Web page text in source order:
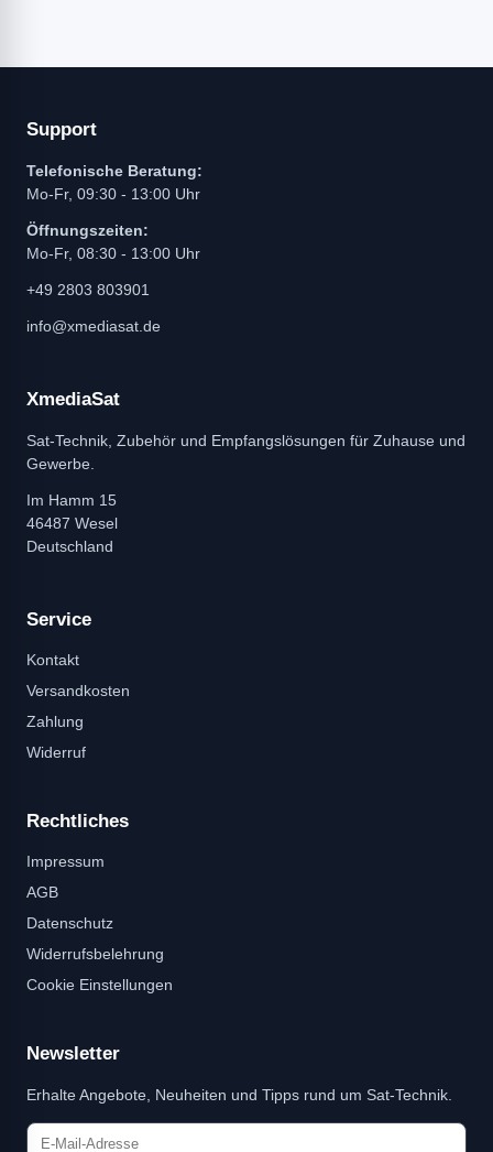
Support
Telefonische Beratung:
Mo-Fr, 09:30 - 13:00 Uhr
Öffnungszeiten:
Mo-Fr, 08:30 - 13:00 Uhr
+49 2803 803901
info@xmediasat.de
XmediaSat
Sat-Technik, Zubehör und Empfangslösungen für Zuhause und
Gewerbe.
Im Hamm 15
46487 Wesel
Deutschland
Service
Kontakt
Versandkosten
Zahlung
Widerruf
Rechtliches
Impressum
AGB
Datenschutz
Widerrufsbelehrung
Cookie Einstellungen
Newsletter
Erhalte Angebote, Neuheiten und Tipps rund um Sat-Technik.